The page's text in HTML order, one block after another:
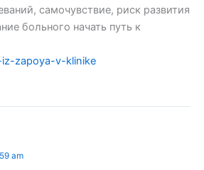
самочувствие, риск развития
больного начать путь к
zapoya-v-klinike
am